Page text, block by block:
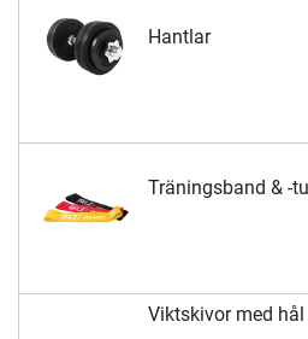
Hantlar
Träningsband & -
Viktskivor med